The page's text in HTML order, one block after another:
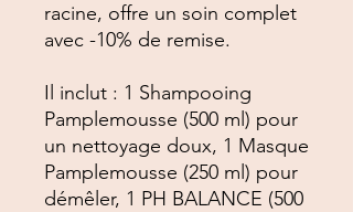
racine, offre un soin complet
avec -10% de remise.
Il inclut : 1 Shampooing
Pamplemousse (500 ml) pour
un nettoyage doux, 1 Masque
Pamplemousse (250 ml) pour
démêler, 1 PH BALANCE (500